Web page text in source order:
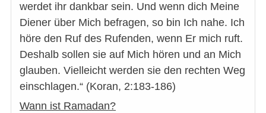
werdet ihr dankbar sein. Und wenn dich Meine
Diener über Mich befragen, so bin Ich nahe. Ich
höre den Ruf des Rufenden, wenn Er mich ruft.
Deshalb sollen sie auf Mich hören und an Mich
glauben. Vielleicht werden sie den rechten Weg
einschlagen.“ (Koran, 2:183-186)
Wann ist Ramadan?